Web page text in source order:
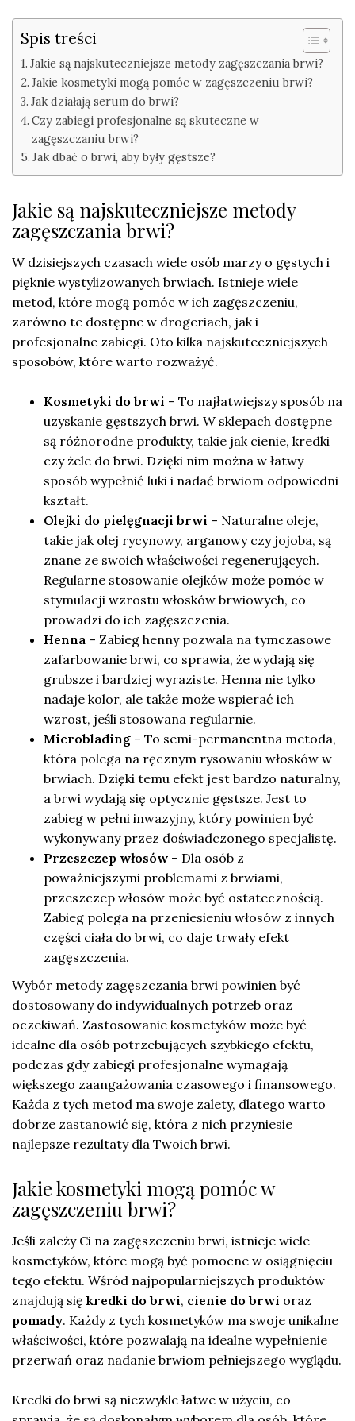
Spis treści
Jakie są najskuteczniejsze metody zagęszczania brwi?
Jakie kosmetyki mogą pomóc w zagęszczeniu brwi?
Jak działają serum do brwi?
Czy zabiegi profesjonalne są skuteczne w
zagęszczaniu brwi?
Jak dbać o brwi, aby były gęstsze?
Jakie są najskuteczniejsze metody
zagęszczania brwi?
W dzisiejszych czasach wiele osób marzy o gęstych i
pięknie wystylizowanych brwiach. Istnieje wiele
metod, które mogą pomóc w ich zagęszczeniu,
zarówno te dostępne w drogeriach, jak i
profesjonalne zabiegi. Oto kilka najskuteczniejszych
sposobów, które warto rozważyć.
Kosmetyki do brwi – To najłatwiejszy sposób na
uzyskanie gęstszych brwi. W sklepach dostępne
są różnorodne produkty, takie jak cienie, kredki
czy żele do brwi. Dzięki nim można w łatwy
sposób wypełnić luki i nadać brwiom odpowiedni
kształt.
Olejki do pielęgnacji brwi – Naturalne oleje,
takie jak olej rycynowy, arganowy czy jojoba, są
znane ze swoich właściwości regenerujących.
Regularne stosowanie olejków może pomóc w
stymulacji wzrostu włosków brwiowych, co
prowadzi do ich zagęszczenia.
Henna – Zabieg henny pozwala na tymczasowe
zafarbowanie brwi, co sprawia, że wydają się
grubsze i bardziej wyraziste. Henna nie tylko
nadaje kolor, ale także może wspierać ich
wzrost, jeśli stosowana regularnie.
Microblading – To semi-permanentna metoda,
która polega na ręcznym rysowaniu włosków w
brwiach. Dzięki temu efekt jest bardzo naturalny,
a brwi wydają się optycznie gęstsze. Jest to
zabieg w pełni inwazyjny, który powinien być
wykonywany przez doświadczonego specjalistę.
Przeszczep włosów – Dla osób z
poważniejszymi problemami z brwiami,
przeszczep włosów może być ostatecznością.
Zabieg polega na przeniesieniu włosów z innych
części ciała do brwi, co daje trwały efekt
zagęszczenia.
Wybór metody zagęszczania brwi powinien być
dostosowany do indywidualnych potrzeb oraz
oczekiwań. Zastosowanie kosmetyków może być
idealne dla osób potrzebujących szybkiego efektu,
podczas gdy zabiegi profesjonalne wymagają
większego zaangażowania czasowego i finansowego.
Każda z tych metod ma swoje zalety, dlatego warto
dobrze zastanowić się, która z nich przyniesie
najlepsze rezultaty dla Twoich brwi.
Jakie kosmetyki mogą pomóc w
zagęszczeniu brwi?
Jeśli zależy Ci na zagęszczeniu brwi, istnieje wiele
kosmetyków, które mogą być pomocne w osiągnięciu
tego efektu. Wśród najpopularniejszych produktów
znajdują się kredki do brwi, cienie do brwi oraz
pomady. Każdy z tych kosmetyków ma swoje unikalne
właściwości, które pozwalają na idealne wypełnienie
przerwań oraz nadanie brwiom pełniejszego wyglądu.
Kredki do brwi są niezwykle łatwe w użyciu, co